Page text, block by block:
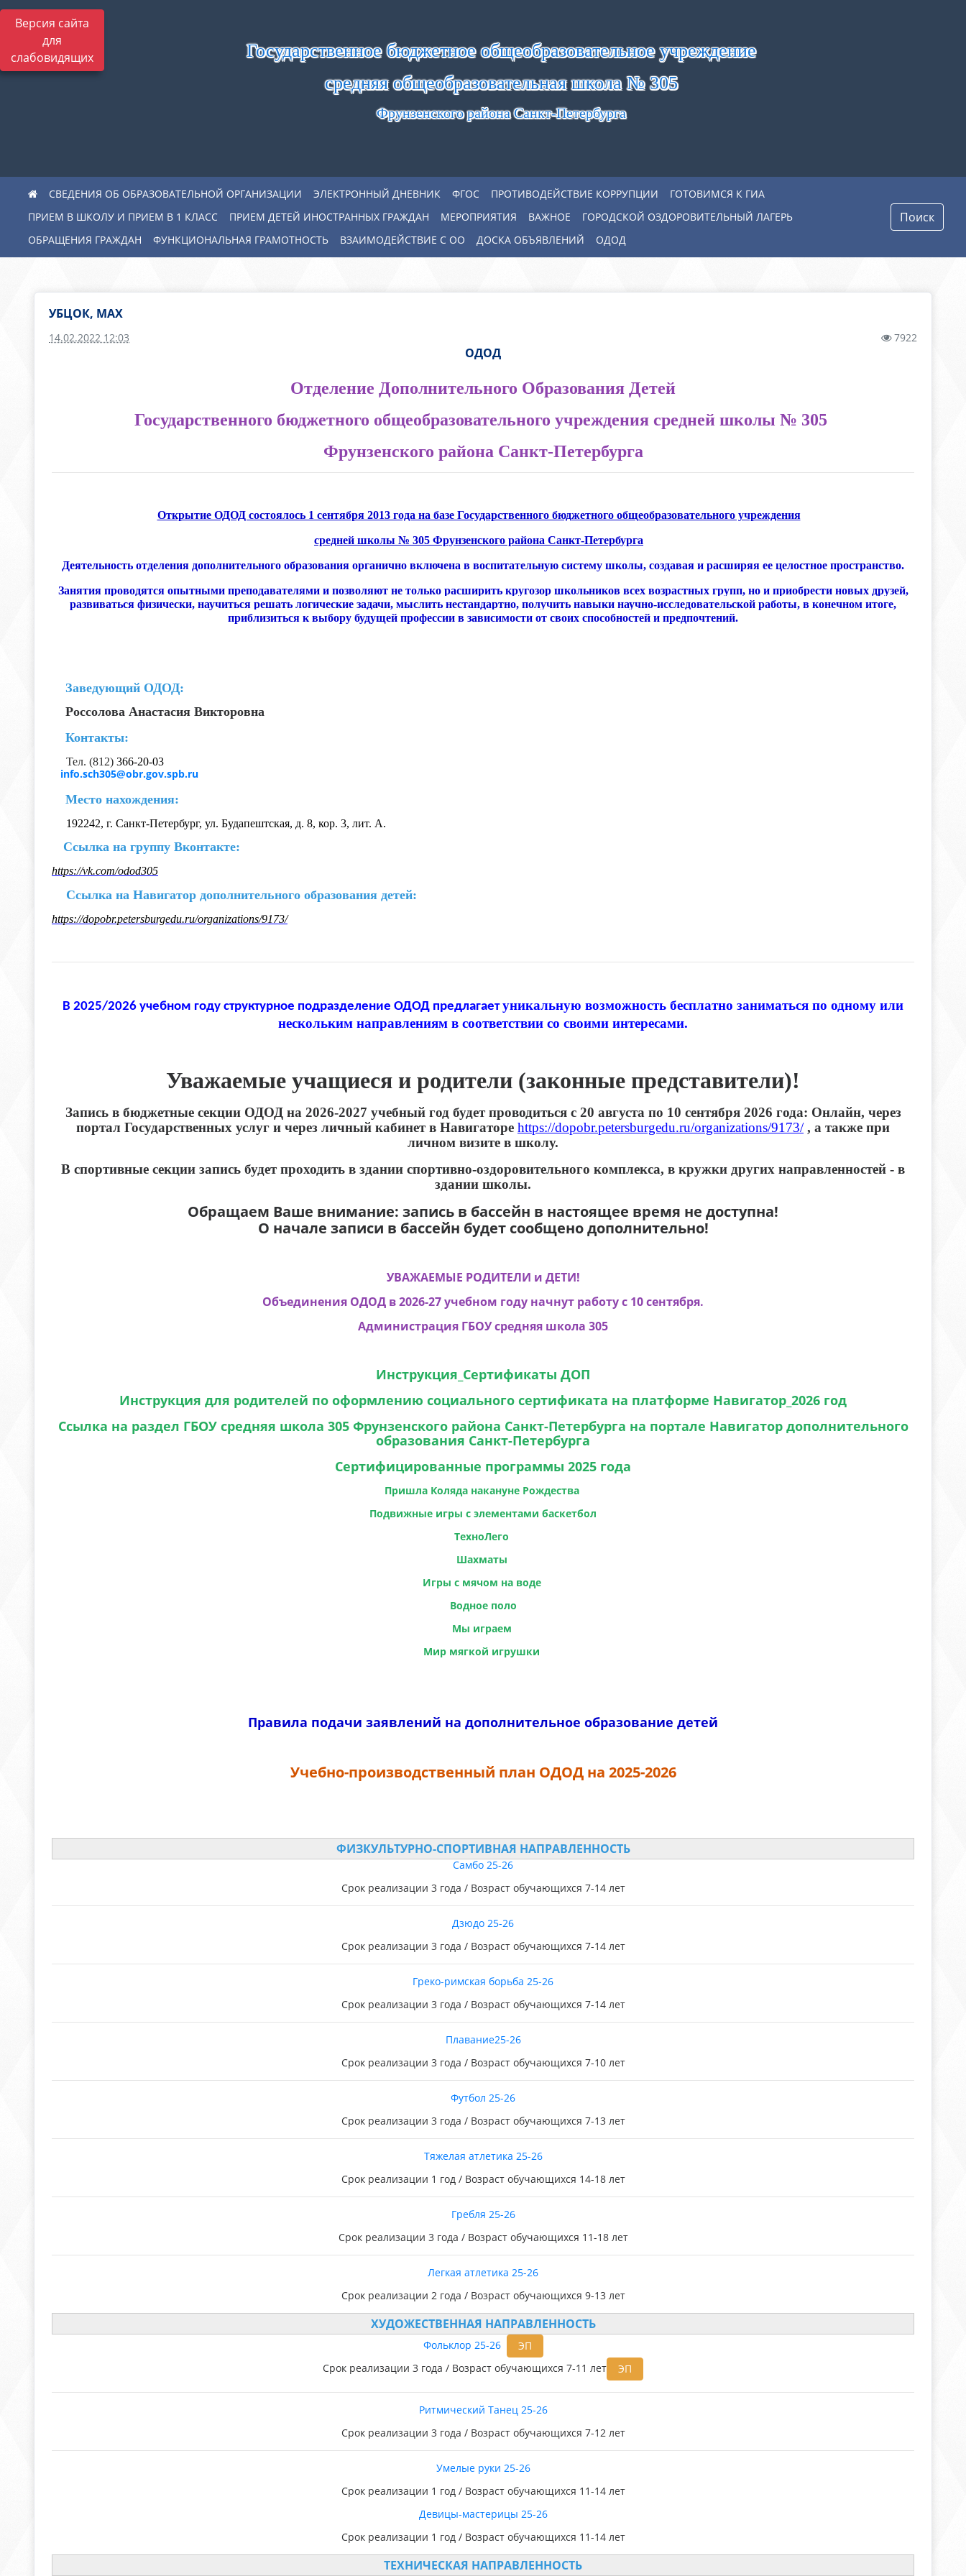
Версия сайта
для
слабовидящих
Государственное бюджетное общеобразовательное учреждение
средняя общеобразовательная школа № 305
Фрунзенского района Санкт-Петербурга
СВЕДЕНИЯ ОБ ОБРАЗОВАТЕЛЬНОЙ ОРГАНИЗАЦИИ ЭЛЕКТРОННЫЙ ДНЕВНИК ФГОС ПРОТИВОДЕЙСТВИЕ КОРРУПЦИИ
ГОТОВИМСЯ К ГИА
ПРИЕМ В ШКОЛУ И ПРИЕМ В 1 КЛАСС
ПРИЕМ ДЕТЕЙ ИНОСТРАННЫХ ГРАЖДАН МЕРОПРИЯТИЯ ВАЖНОЕ
ГОРОДСКОЙ ОЗДОРОВИТЕЛЬНЫЙ ЛАГЕРЬ
ОБРАЩЕНИЯ ГРАЖДАН
ФУНКЦИОНАЛЬНАЯ ГРАМОТНОСТЬ ВЗАИМОДЕЙСТВИЕ С ОО ДОСКА ОБЪЯВЛЕНИЙ ОДОД
Поиск
УБЦОК, MAX
14.02.2022 12:03 7922
ОДОД
Отделение Дополнительного Образования Детей
Государственного бюджетного общеобразовательного учреждения средней школы № 305
Фрунзенского района Санкт-Петербурга
Открытие ОДОД состоялось 1 сентября 2013 года на базе Государственного бюджетного общеобразовательного учреждения
средней школы № 305 Фрунзенского района Санкт-Петербурга
Деятельность отделения дополнительного образования органично включена в воспитательную систему школы, создавая и расширяя ее целостное пространство.
Занятия проводятся опытными преподавателями и позволяют не только расширить кругозор школьников всех возрастных групп, но и приобрести новых друзей,
развиваться физически, научиться решать логические задачи, мыслить нестандартно, получить навыки научно-исследовательской работы, в конечном итоге,
приблизиться к выбору будущей профессии в зависимости от своих способностей и предпочтений.
Заведующий ОДОД:
Россолова Анастасия Викторовна
Контакты:
Тел. (812) 366-20-03
info.sch305@obr.gov.spb.ru
Место нахождения:
192242, г. Санкт-Петербург, ул. Будапештская, д. 8, кор. 3, лит. А.
Ссылка на группу Вконтакте:
https://vk.com/odod305
Ссылка на Навигатор дополнительного образования детей:
https://dopobr.petersburgedu.ru/organizations/9173/
В 2025/2026 учебном году структурное подразделение ОДОД предлагаетуникальную возможность бесплатно заниматься по одному или
нескольким направлениям в соответствии со своими интересами.
Уважаемые учащиеся и родители (законные представители)!
Запись в бюджетные секции ОДОД на 2026-2027 учебный год будет проводиться с 20 августа по 10 сентября 2026 года: Онлайн, через
портал Государственных услуг и через личный кабинет в Навигаторе https://dopobr.petersburgedu.ru/organizations/9173/, а также при
личном визите в школу.
В спортивные секции запись будет проходить в здании спортивно-оздоровительного комплекса, в кружки других направленностей - в
здании школы.
Обращаем Ваше внимание: запись в бассейн в настоящее время не доступна!
О начале записи в бассейн будет сообщено дополнительно!
УВАЖАЕМЫЕ РОДИТЕЛИ и ДЕТИ!
Объединения ОДОД в 2026-27 учебном году начнут работу с 10 сентября.
Администрация ГБОУ средняя школа 305
Инструкция_Сертификаты ДОП
Инструкция для родителей по оформлению социального сертификата на платформе Навигатор_2026 год
Ссылка на раздел ГБОУ средняя школа 305 Фрунзенского района Санкт-Петербурга на портале Навигатор дополнительного
образования Санкт-Петербурга
Сертифицированные программы 2025 года
Пришла Коляда накануне Рождества
Подвижные игры с элементами баскетбол
ТехноЛего
Шахматы
Игры с мячом на воде
Водное поло
Мы играем
Мир мягкой игрушки
Правила подачи заявлений на дополнительное образование детей
Учебно-производственный план ОДОД на 2025-2026
ФИЗКУЛЬТУРНО-СПОРТИВНАЯ НАПРАВЛЕННОСТЬ
Самбо 25-26
Срок реализации 3 года / Возраст обучающихся 7-14 лет
Дзюдо 25-26
Срок реализации 3 года / Возраст обучающихся 7-14 лет
Греко-римская борьба 25-26
Срок реализации 3 года / Возраст обучающихся 7-14 лет
Плавание25-26
Срок реализации 3 года / Возраст обучающихся 7-10 лет
Футбол 25-26
Срок реализации 3 года / Возраст обучающихся 7-13 лет
Тяжелая атлетика 25-26
Срок реализации 1 год / Возраст обучающихся 14-18 лет
Гребля 25-26
Срок реализации 3 года / Возраст обучающихся 11-18 лет
Легкая атлетика 25-26
Срок реализации 2 года / Возраст обучающихся 9-13 лет
ХУДОЖЕСТВЕННАЯ НАПРАВЛЕННОСТЬ
Фольклор 25-26
ЭП
Срок реализации 3 года / Возраст обучающихся 7-11 лет
ЭП
Ритмический Танец 25-26
Срок реализации 3 года / Возраст обучающихся 7-12 лет
Умелые руки 25-26
Срок реализации 1 год / Возраст обучающихся 11-14 лет
Девицы-мастерицы 25-26
Срок реализации 1 год / Возраст обучающихся 11-14 лет
ТЕХНИЧЕСКАЯ НАПРАВЛЕННОСТЬ